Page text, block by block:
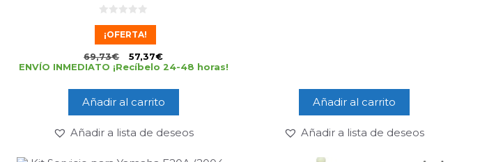
5
¡OFERTA!
69,73€ 57,37€
ENVÍO INMEDIATO ¡Recíbelo 24-48 horas!
Añadir al carrito
Añadir a lista de deseos
Añadir al carrito
Añadir a lista de deseos